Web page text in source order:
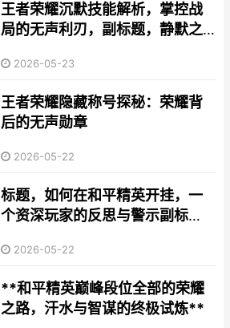
王者荣耀沉默技能解析，掌控战
局的无声利刃，副标题，静默之
2026-05-23
王者荣耀隐藏称号探秘：荣耀背
后的无声勋章
2026-05-22
标题，如何在和平精英开挂，一
个资深玩家的反思与警示副标
沉重思考
2026-05-22
**和平精英巅峰段位全部的荣耀
之路，汗水与智谋的终极试炼**